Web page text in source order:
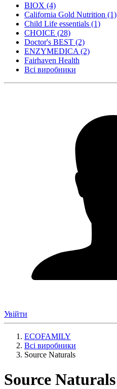
BIOX (4)
California Gold Nutrition (1)
Child Life essentials (1)
CHOICE (28)
Doctor's BEST (2)
ENZYMEDICA (2)
Fairhaven Health
Всі виробники
Увійти
ECOFAMILY
Всі виробники
Source Naturals
Source Naturals